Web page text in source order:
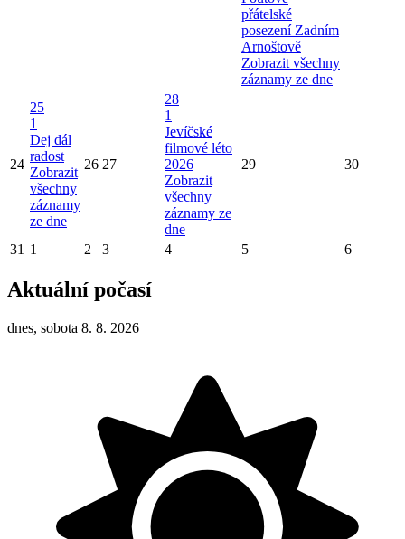
přátelské
posezení Zadním
Arnoštově
Zobrazit všechny
záznamy ze dne
24
25
1
Dej dál
radost
Zobrazit
všechny
záznamy
ze dne
26 27
28
1
Jevíčské
filmové léto
2026
Zobrazit
všechny
záznamy ze
dne
29 30
31 1 2 3 4 5 6
Aktuální počasí
dnes, sobota 8. 8. 2026